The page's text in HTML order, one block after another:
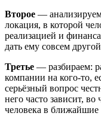
Второе —
локация, в которой
реализацией и
дать ему совсем
Третье — разбираем:
компании на кого-то,
серьёзный вопрос
него часто зависит,
человека в ближайшие